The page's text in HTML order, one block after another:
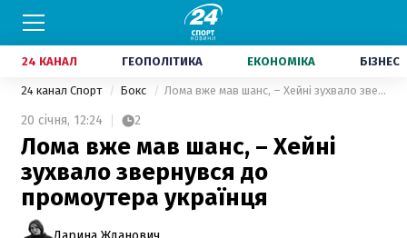
24 КАНАЛ ГЕОПОЛІТИКА ЕКОНОМІКА БІЗНЕС
24 канал Спорт Бокс Лома вже мав шанс, – Хейні зухвало звернувся до промоутера українця
20 січня, 12:24 2
Лома вже мав шанс, – Хейні
зухвало звернувся до
промоутера українця